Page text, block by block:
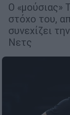
Ο «μούσιας»
στόχο του,
συνεχίζει
Νετς